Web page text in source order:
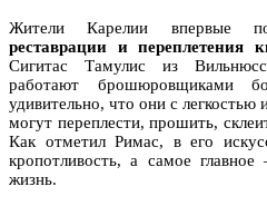
Жители Карелии впервые
реставрации и переплетения
Сигитас Тамулис из
работают брошюровщиками
удивительно, что они с
могут переплести, прошить,
Как отметил Римас, в его
кропотливость, а самое
жизнь.